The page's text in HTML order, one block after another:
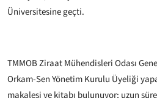
Üniversitesine geçti.
TMMOB Ziraat Mühendisleri Odası
Orkam-Sen Yönetim Kurulu Üyeliği
makalesi ve kitabı bulunuyor; uzun